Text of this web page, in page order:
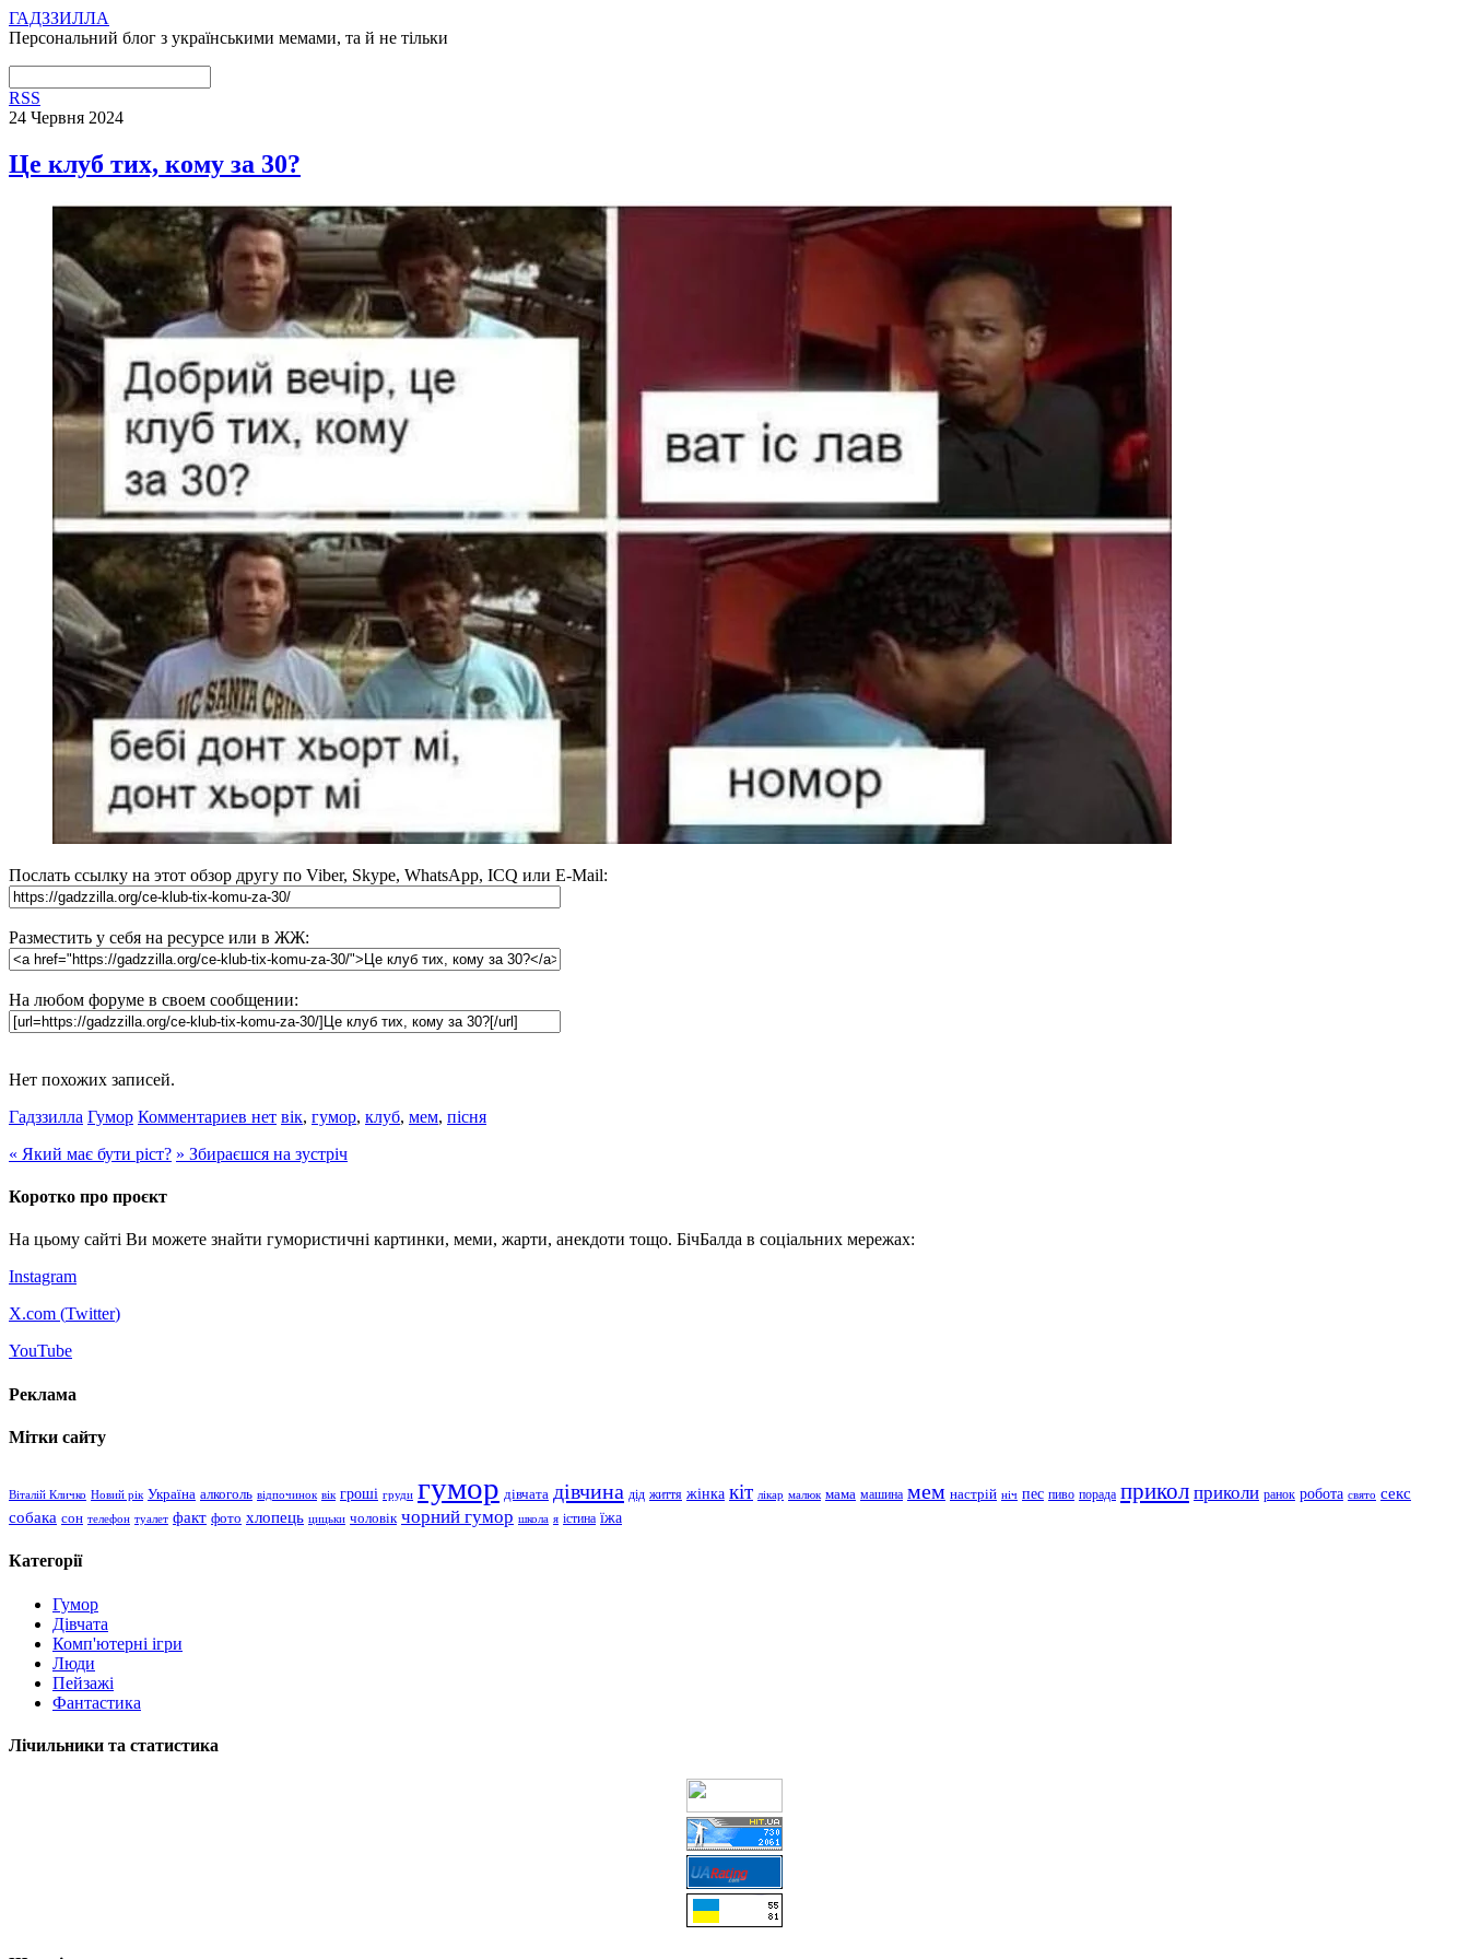
ГАДЗЗИЛЛА
Персональний блог з українськими мемами, та й не тільки
RSS
24 Червня 2024
Це клуб тих, кому за 30?
Послать ссылку на этот обзор другу по Viber, Skype, WhatsApp, ICQ или E-Mail:
Разместить у себя на ресурсе или в ЖЖ:
На любом форуме в своем сообщении:
Нет похожих записей.
Гадззилла Гумор Комментариев нет вік, гумор, клуб, мем, пісня
« Який має бути ріст? » Збираєшся на зустріч
Коротко про проєкт
На цьому сайті Ви можете знайти гумористичні картинки, меми, жарти, анекдоти тощо. БічБалда в соціальних мережах:
Instagram
X.com (Twitter)
YouTube
Реклама
Мітки сайту
Віталій Кличко Новий рік Україна алкоголь відпочинок вік гроші груди гумор дівчата дівчина дід життя жінка кіт лікар малюк мама машина мем настрій ніч пес пиво порада прикол приколи ранок робота свято секс
собака сон телефон туалет факт фото хлопець цицьки чоловік чорний гумор школа я істина їжа
Категорії
Гумор
Дівчата
Комп'ютерні ігри
Люди
Пейзажі
Фантастика
Лічильники та статистика